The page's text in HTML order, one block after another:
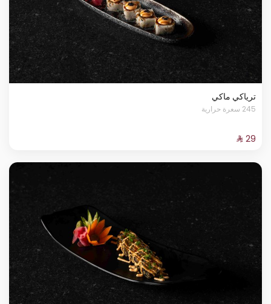
ترياكي ماكي
245 سعرة حرارية